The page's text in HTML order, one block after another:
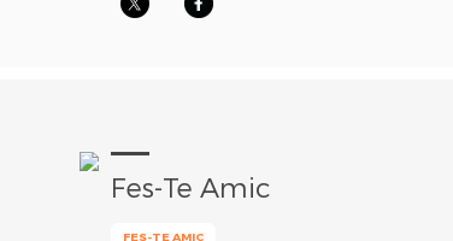
Fes-Te Amic
FES-TE AMIC